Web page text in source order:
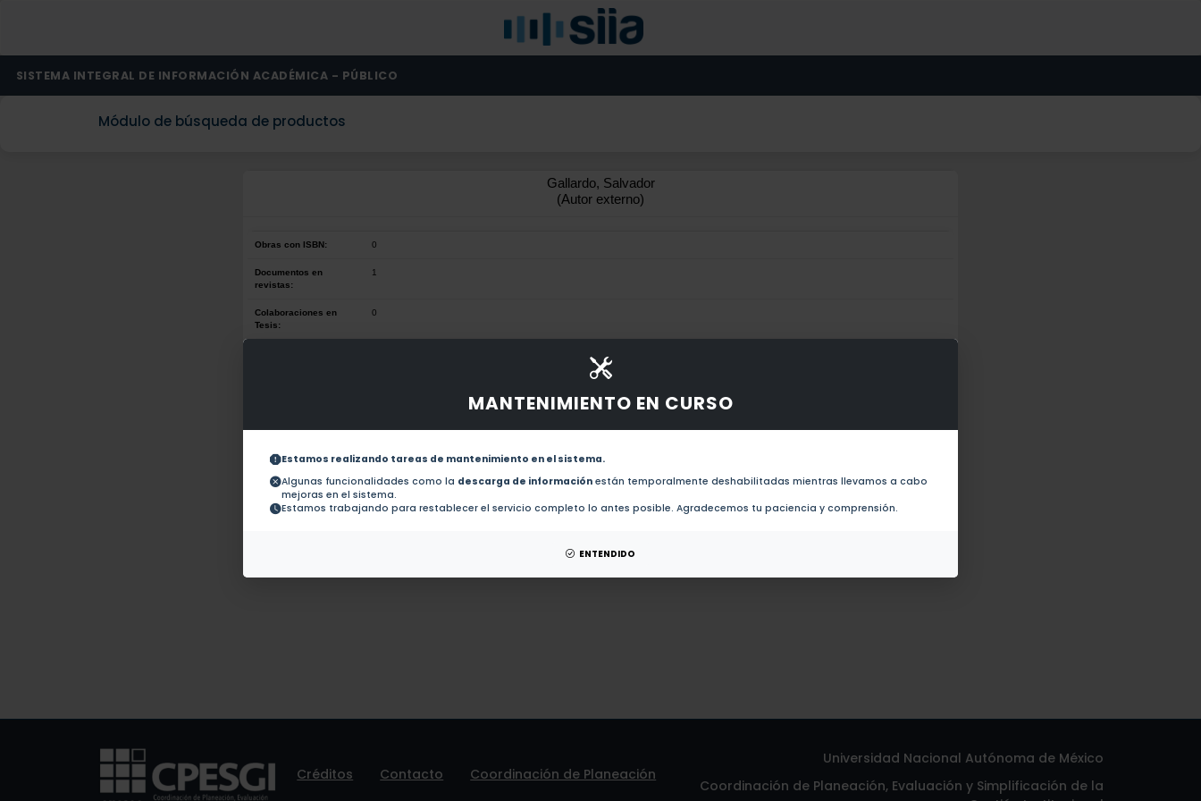
MANTENIMIENTO EN CURSO
Estamos realizando tareas de mantenimiento en el sistema.
Algunas funcionalidades como la descarga de información están temporalmente deshabilitadas mientras llevamos a cabo
mejoras en el sistema.
Estamos trabajando para restablecer el servicio completo lo antes posible. Agradecemos tu paciencia y comprensión.
ENTENDIDO
SISTEMA INTEGRAL DE INFORMACIÓN ACADÉMICA - PÚBLICO
Módulo de búsqueda de productos
Gallardo, Salvador
(Autor externo)
Obras con ISBN: 0
Documentos en
revistas:
1
Colaboraciones en
Tesis:
0
No hay obras de este autor.
Colaboraciones en
Tesis:
No hay tesis de este autor.
Créditos Contacto Coordinación de Planeación
Universidad Nacional Autónoma de México
Coordinación de Planeación, Evaluación y Simplificación de la